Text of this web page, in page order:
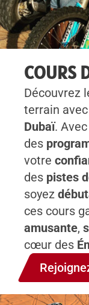
COURS
Découvrez
terrain
Dubaï.
des
votre
des pistes
soyez
ces cours
amusante,
cœur des